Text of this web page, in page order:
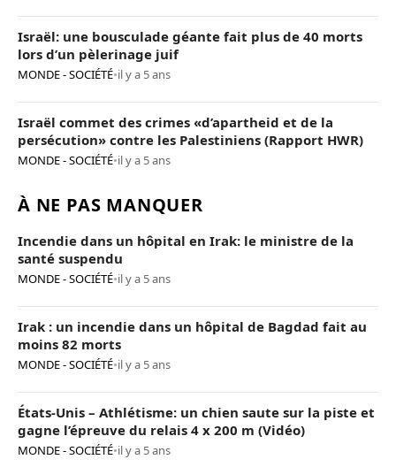
Israël: une bousculade géante fait plus de 40 morts
lors d’un pèlerinage juif
MONDE - SOCIÉTÉ•il y a 5 ans
Israël commet des crimes «d’apartheid et de la
persécution» contre les Palestiniens (Rapport HWR)
MONDE - SOCIÉTÉ•il y a 5 ans
À NE PAS MANQUER
Incendie dans un hôpital en Irak: le ministre de la
santé suspendu
MONDE - SOCIÉTÉ•il y a 5 ans
Irak : un incendie dans un hôpital de Bagdad fait au
moins 82 morts
MONDE - SOCIÉTÉ•il y a 5 ans
États-Unis – Athlétisme: un chien saute sur la piste et
gagne l’épreuve du relais 4 x 200 m (Vidéo)
MONDE - SOCIÉTÉ•il y a 5 ans